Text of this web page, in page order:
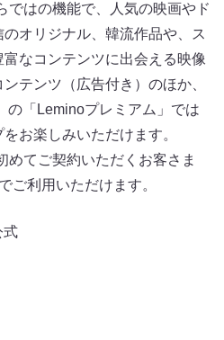
ではの機能で、人気の映画やド
オリジナル、韓流作品や、ス
なコンテンツに出会える映像
テンツ（広告付き）のほか、
「Leminoプレミアム」では
お楽しみいただけます。
めてご契約いただくお客さま
ご利用いただけます。
式